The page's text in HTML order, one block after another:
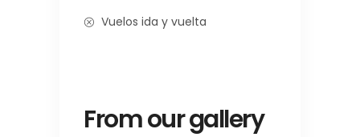
Vuelos ida y vuelta
From our gallery